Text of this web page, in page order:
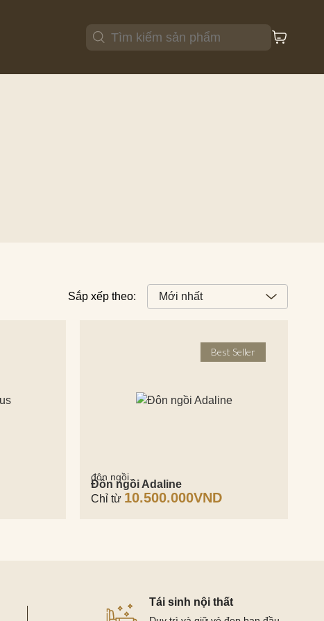
Best Seller
đôn ngồi
Đôn ngồi Adaline
Chỉ từ 10.500.000VND
Tái sinh nội thất